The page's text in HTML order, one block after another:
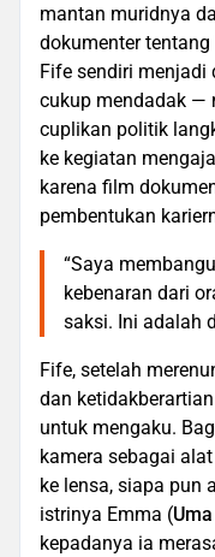
mantan muridnya
dokumenter
Fife sendiri menjadi
cukup mendadak —
cuplikan politik
ke kegiatan
karena film
pembentukan
“Saya
kebenaran dari
saksi. Ini adalah
Fife, setelah
dan
untuk mengaku.
kamera sebagai
ke lensa, siapa pun
istrinya Emma (
kepadanya ia